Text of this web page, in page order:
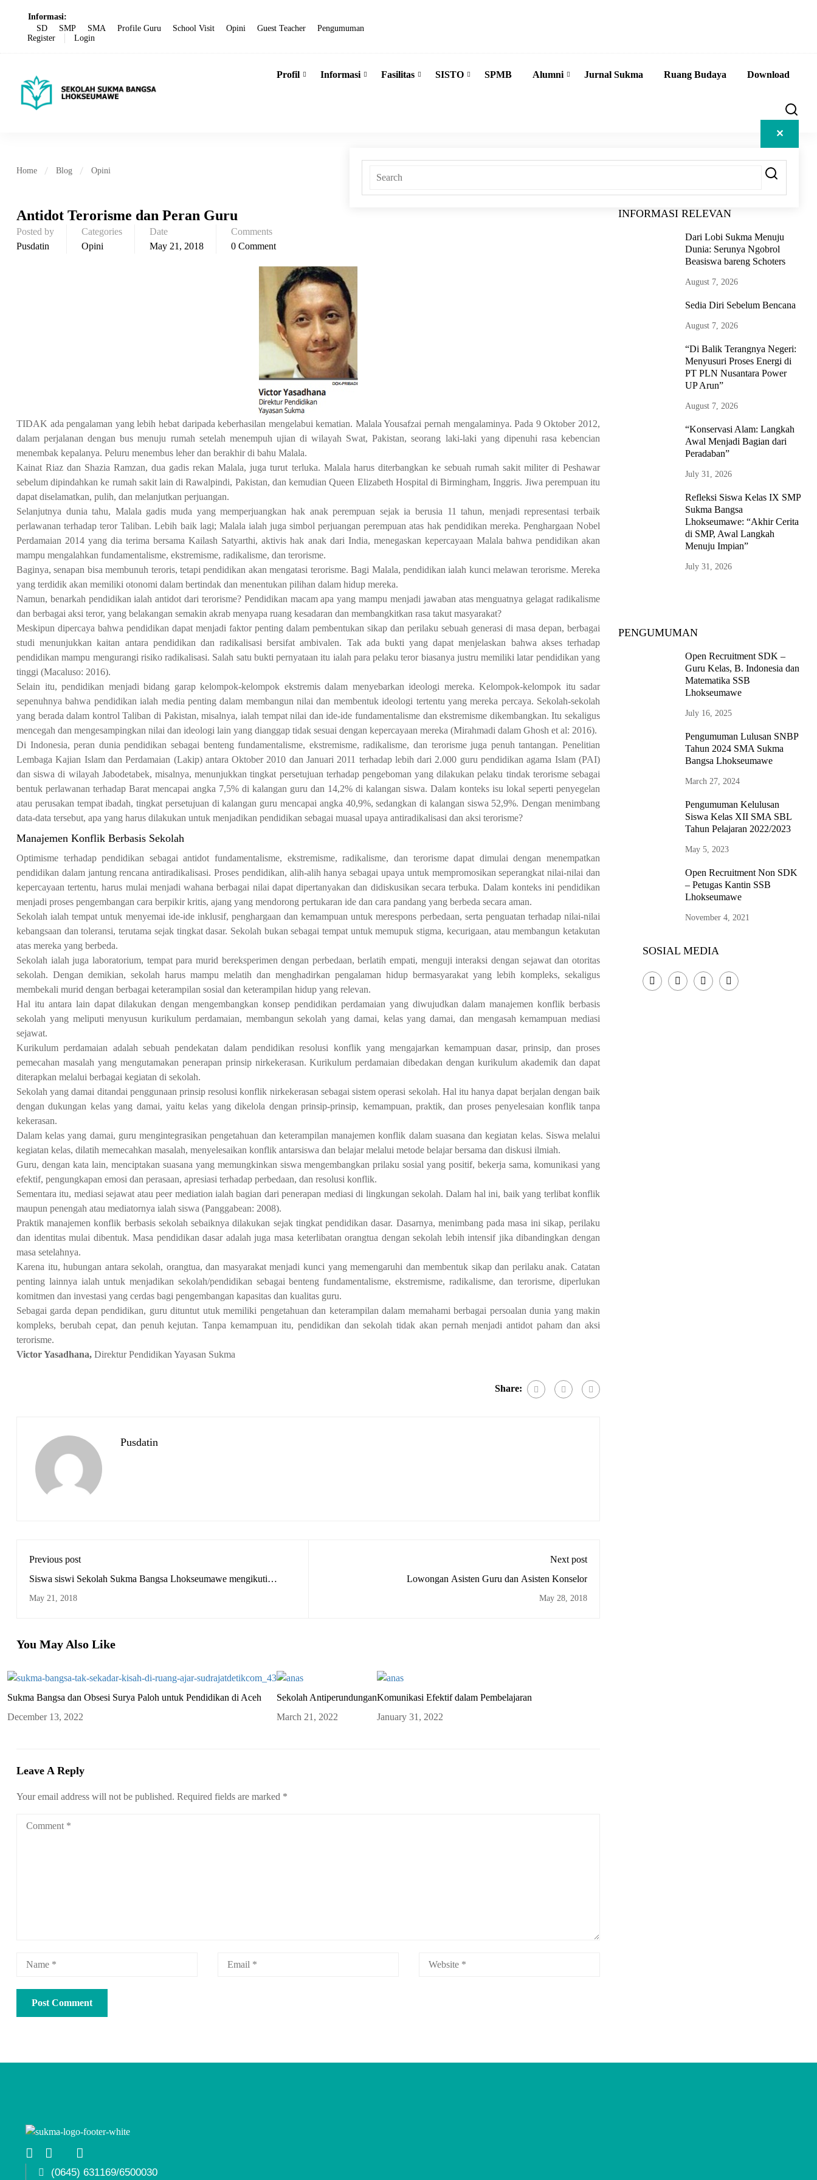
Informasi:
SD
SMP SMA Profile Guru School Visit Opini Guest Teacher
Pengumuman
Register
Login
Profil Informasi Fasilitas SISTO SPMB Alumni Jurnal Sukma Ruang Budaya Download
✕
Home Blog Opini
Antidot Terorisme dan Peran Guru
Posted by
Pusdatin
Categories
Opini
Date
May 21, 2018
Comments
0 Comment
TIDAK ada pengalaman yang lebih hebat daripada keberhasilan mengelabui kematian. Malala Yousafzai pernah mengalaminya. Pada 9 Oktober 2012,
dalam perjalanan dengan bus menuju rumah setelah menempuh ujian di wilayah Swat, Pakistan, seorang laki-laki yang dipenuhi rasa kebencian
menembak kepalanya. Peluru menembus leher dan berakhir di bahu Malala.
Kainat Riaz dan Shazia Ramzan, dua gadis rekan Malala, juga turut terluka. Malala harus diterbangkan ke sebuah rumah sakit militer di Peshawar
sebelum dipindahkan ke rumah sakit lain di Rawalpindi, Pakistan, dan kemudian Queen Elizabeth Hospital di Birmingham, Inggris. Jiwa perempuan itu
dapat diselamatkan, pulih, dan melanjutkan perjuangan.
Selanjutnya dunia tahu, Malala gadis muda yang memperjuangkan hak anak perempuan sejak ia berusia 11 tahun, menjadi representasi terbaik
perlawanan terhadap teror Taliban. Lebih baik lagi; Malala ialah juga simbol perjuangan perempuan atas hak pendidikan mereka. Penghargaan Nobel
Perdamaian 2014 yang dia terima bersama Kailash Satyarthi, aktivis hak anak dari India, menegaskan kepercayaan Malala bahwa pendidikan akan
mampu mengalahkan fundamentalisme, ekstremisme, radikalisme, dan terorisme.
Baginya, senapan bisa membunuh teroris, tetapi pendidikan akan mengatasi terorisme. Bagi Malala, pendidikan ialah kunci melawan terorisme. Mereka
yang terdidik akan memiliki otonomi dalam bertindak dan menentukan pilihan dalam hidup mereka.
Namun, benarkah pendidikan ialah antidot dari terorisme? Pendidikan macam apa yang mampu menjadi jawaban atas menguatnya gelagat radikalisme
dan berbagai aksi teror, yang belakangan semakin akrab menyapa ruang kesadaran dan membangkitkan rasa takut masyarakat?
Meskipun dipercaya bahwa pendidikan dapat menjadi faktor penting dalam pembentukan sikap dan perilaku sebuah generasi di masa depan, berbagai
studi menunjukkan kaitan antara pendidikan dan radikalisasi bersifat ambivalen. Tak ada bukti yang dapat menjelaskan bahwa akses terhadap
pendidikan mampu mengurangi risiko radikalisasi. Salah satu bukti pernyataan itu ialah para pelaku teror biasanya justru memiliki latar pendidikan yang
tinggi (Macaluso: 2016).
Selain itu, pendidikan menjadi bidang garap kelompok-kelompok ekstremis dalam menyebarkan ideologi mereka. Kelompok-kelompok itu sadar
sepenuhnya bahwa pendidikan ialah media penting dalam membangun nilai dan membentuk ideologi tertentu yang mereka percaya. Sekolah-sekolah
yang berada dalam kontrol Taliban di Pakistan, misalnya, ialah tempat nilai dan ide-ide fundamentalisme dan ekstremisme dikembangkan. Itu sekaligus
mencegah dan mengesampingkan nilai dan ideologi lain yang dianggap tidak sesuai dengan kepercayaan mereka (Mirahmadi dalam Ghosh et al: 2016).
Di Indonesia, peran dunia pendidikan sebagai benteng fundamentalisme, ekstremisme, radikalisme, dan terorisme juga penuh tantangan. Penelitian
Lembaga Kajian Islam dan Perdamaian (Lakip) antara Oktober 2010 dan Januari 2011 terhadap lebih dari 2.000 guru pendidikan agama Islam (PAI)
dan siswa di wilayah Jabodetabek, misalnya, menunjukkan tingkat persetujuan terhadap pengeboman yang dilakukan pelaku tindak terorisme sebagai
bentuk perlawanan terhadap Barat mencapai angka 7,5% di kalangan guru dan 14,2% di kalangan siswa. Dalam konteks isu lokal seperti penyegelan
atau perusakan tempat ibadah, tingkat persetujuan di kalangan guru mencapai angka 40,9%, sedangkan di kalangan siswa 52,9%. Dengan menimbang
data-data tersebut, apa yang harus dilakukan untuk menjadikan pendidikan sebagai muasal upaya antiradikalisasi dan aksi terorisme?
Manajemen Konflik Berbasis Sekolah
Optimisme terhadap pendidikan sebagai antidot fundamentalisme, ekstremisme, radikalisme, dan terorisme dapat dimulai dengan menempatkan
pendidikan dalam jantung rencana antiradikalisasi. Proses pendidikan, alih-alih hanya sebagai upaya untuk mempromosikan seperangkat nilai-nilai dan
kepercayaan tertentu, harus mulai menjadi wahana berbagai nilai dapat dipertanyakan dan didiskusikan secara terbuka. Dalam konteks ini pendidikan
menjadi proses pengembangan cara berpikir kritis, ajang yang mendorong pertukaran ide dan cara pandang yang berbeda secara aman.
Sekolah ialah tempat untuk menyemai ide-ide inklusif, penghargaan dan kemampuan untuk merespons perbedaan, serta penguatan terhadap nilai-nilai
kebangsaan dan toleransi, terutama sejak tingkat dasar. Sekolah bukan sebagai tempat untuk memupuk stigma, kecurigaan, atau membangun ketakutan
atas mereka yang berbeda.
Sekolah ialah juga laboratorium, tempat para murid bereksperimen dengan perbedaan, berlatih empati, menguji interaksi dengan sejawat dan otoritas
sekolah. Dengan demikian, sekolah harus mampu melatih dan menghadirkan pengalaman hidup bermasyarakat yang lebih kompleks, sekaligus
membekali murid dengan berbagai keterampilan sosial dan keterampilan hidup yang relevan.
Hal itu antara lain dapat dilakukan dengan mengembangkan konsep pendidikan perdamaian yang diwujudkan dalam manajemen konflik berbasis
sekolah yang meliputi menyusun kurikulum perdamaian, membangun sekolah yang damai, kelas yang damai, dan mengasah kemampuan mediasi
sejawat.
Kurikulum perdamaian adalah sebuah pendekatan dalam pendidikan resolusi konflik yang mengajarkan kemampuan dasar, prinsip, dan proses
pemecahan masalah yang mengutamakan penerapan prinsip nirkekerasan. Kurikulum perdamaian dibedakan dengan kurikulum akademik dan dapat
diterapkan melalui berbagai kegiatan di sekolah.
Sekolah yang damai ditandai penggunaan prinsip resolusi konflik nirkekerasan sebagai sistem operasi sekolah. Hal itu hanya dapat berjalan dengan baik
dengan dukungan kelas yang damai, yaitu kelas yang dikelola dengan prinsip-prinsip, kemampuan, praktik, dan proses penyelesaian konflik tanpa
kekerasan.
Dalam kelas yang damai, guru mengintegrasikan pengetahuan dan keterampilan manajemen konflik dalam suasana dan kegiatan kelas. Siswa melalui
kegiatan kelas, dilatih memecahkan masalah, menyelesaikan konflik antarsiswa dan belajar melalui metode belajar bersama dan diskusi ilmiah.
Guru, dengan kata lain, menciptakan suasana yang memungkinkan siswa mengembangkan prilaku sosial yang positif, bekerja sama, komunikasi yang
efektif, pengungkapan emosi dan perasaan, apresiasi terhadap perbedaan, dan resolusi konflik.
Sementara itu, mediasi sejawat atau peer mediation ialah bagian dari penerapan mediasi di lingkungan sekolah. Dalam hal ini, baik yang terlibat konflik
maupun penengah atau mediatornya ialah siswa (Panggabean: 2008).
Praktik manajemen konflik berbasis sekolah sebaiknya dilakukan sejak tingkat pendidikan dasar. Dasarnya, menimbang pada masa ini sikap, perilaku
dan identitas mulai dibentuk. Masa pendidikan dasar adalah juga masa keterlibatan orangtua dengan sekolah lebih intensif jika dibandingkan dengan
masa setelahnya.
Karena itu, hubungan antara sekolah, orangtua, dan masyarakat menjadi kunci yang memengaruhi dan membentuk sikap dan perilaku anak. Catatan
penting lainnya ialah untuk menjadikan sekolah/pendidikan sebagai benteng fundamentalisme, ekstremisme, radikalisme, dan terorisme, diperlukan
komitmen dan investasi yang cerdas bagi pengembangan kapasitas dan kualitas guru.
Sebagai garda depan pendidikan, guru dituntut utuk memiliki pengetahuan dan keterampilan dalam memahami berbagai persoalan dunia yang makin
kompleks, berubah cepat, dan penuh kejutan. Tanpa kemampuan itu, pendidikan dan sekolah tidak akan pernah menjadi antidot paham dan aksi
terorisme.
Victor Yasadhana, Direktur Pendidikan Yayasan Sukma
Share:
Pusdatin
Previous post
Siswa siswi Sekolah Sukma Bangsa Lhokseumawe mengikuti
May 21, 2018
Next post
Lowongan Asisten Guru dan Asisten Konselor
May 28, 2018
You May Also Like
Sukma Bangsa dan Obsesi Surya Paloh untuk Pendidikan di Aceh
December 13, 2022
Sekolah Antiperundungan
March 21, 2022
Komunikasi Efektif dalam Pembelajaran
January 31, 2022
Leave A Reply
Your email address will not be published. Required fields are marked *
INFORMASI RELEVAN
Dari Lobi Sukma Menuju
Dunia: Serunya Ngobrol
Beasiswa bareng Schoters
August 7, 2026
Sedia Diri Sebelum Bencana
August 7, 2026
“Di Balik Terangnya Negeri:
Menyusuri Proses Energi di
PT PLN Nusantara Power
UP Arun”
August 7, 2026
“Konservasi Alam: Langkah
Awal Menjadi Bagian dari
Peradaban”
July 31, 2026
Refleksi Siswa Kelas IX SMP
Sukma Bangsa
Lhokseumawe: “Akhir Cerita
di SMP, Awal Langkah
Menuju Impian”
July 31, 2026
PENGUMUMAN
Open Recruitment SDK –
Guru Kelas, B. Indonesia dan
Matematika SSB
Lhokseumawe
July 16, 2025
Pengumuman Lulusan SNBP
Tahun 2024 SMA Sukma
Bangsa Lhokseumawe
March 27, 2024
Pengumuman Kelulusan
Siswa Kelas XII SMA SBL
Tahun Pelajaran 2022/2023
May 5, 2023
Open Recruitment Non SDK
– Petugas Kantin SSB
Lhokseumawe
November 4, 2021
SOSIAL MEDIA
(0645) 631169/6500030